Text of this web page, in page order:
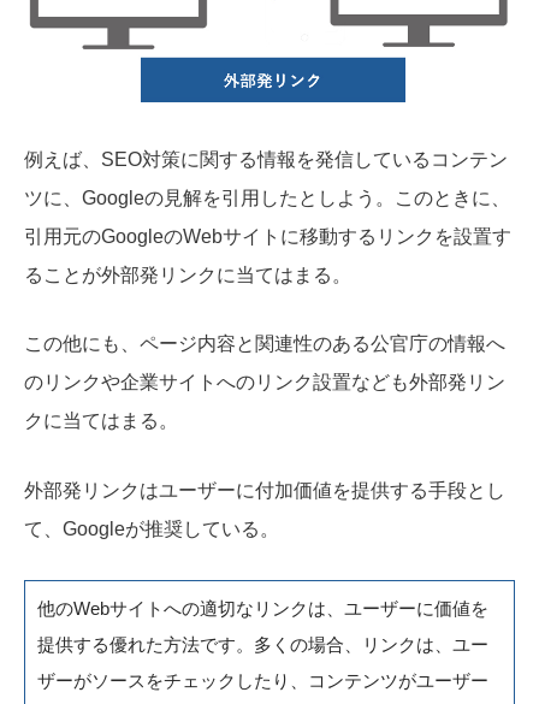
例えば、SEO対策に関する情報を発信しているコンテン
ツに、Googleの見解を引用したとしよう。このときに、
引用元のGoogleのWebサイトに移動するリンクを設置す
ることが外部発リンクに当てはまる。
この他にも、ページ内容と関連性のある公官庁の情報へ
のリンクや企業サイトへのリンク設置なども外部発リン
クに当てはまる。
外部発リンクはユーザーに付加価値を提供する手段とし
て、Googleが推奨している。
他のWebサイトへの適切なリンクは、ユーザーに価値を
提供する優れた方法です。多くの場合、リンクは、ユー
ザーがソースをチェックしたり、コンテンツがユーザー